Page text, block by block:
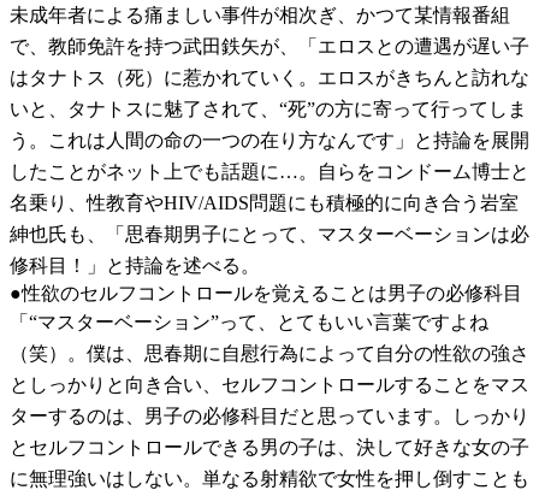
未成年者による痛ましい事件が相次ぎ、かつて某情報番組
で、教師免許を持つ武田鉄矢が、「エロスとの遭遇が遅い子
はタナトス（死）に惹かれていく。エロスがきちんと訪れな
いと、タナトスに魅了されて、“死”の方に寄って行ってしま
う。これは人間の命の一つの在り方なんです」と持論を展開
したことがネット上でも話題に…。自らをコンドーム博士と
名乗り、性教育やHIV/AIDS問題にも積極的に向き合う岩室
紳也氏も、「思春期男子にとって、マスターベーションは必
修科目！」と持論を述べる。
●性欲のセルフコントロールを覚えることは男子の必修科目
「“マスターベーション”って、とてもいい言葉ですよね
（笑）。僕は、思春期に自慰行為によって自分の性欲の強さ
としっかりと向き合い、セルフコントロールすることをマス
ターするのは、男子の必修科目だと思っています。しっかり
とセルフコントロールできる男の子は、決して好きな女の子
に無理強いはしない。単なる射精欲で女性を押し倒すことも